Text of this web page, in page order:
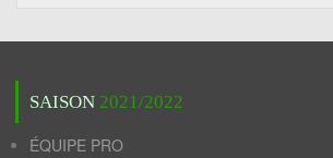
SAISON 2021/2022
ÉQUIPE PRO